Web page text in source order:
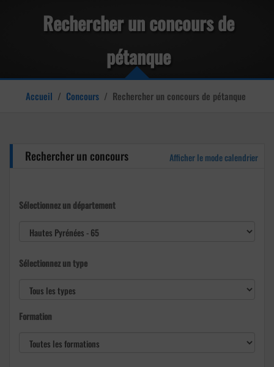
Rechercher un concours de
pétanque
Accueil / Concours / Rechercher un concours de pétanque
Rechercher un concours Afficher le mode calendrier
Sélectionnez un département
Sélectionnez un type
Formation